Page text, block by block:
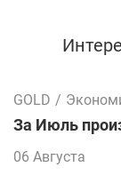
GOLD /
За Июль
06 Августа